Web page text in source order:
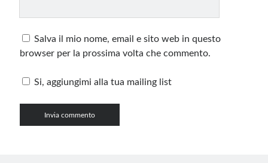
Salva il mio nome, email e sito web in questo
browser per la prossima volta che commento.
Si, aggiungimi alla tua mailing list